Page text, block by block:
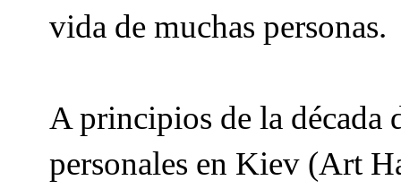
vida de muchas personas.
A principios de la década
personales en Kiev (Art